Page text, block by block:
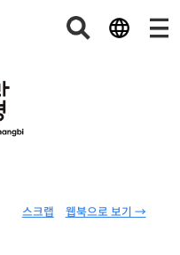
웹북으로 보기 →
스크랩